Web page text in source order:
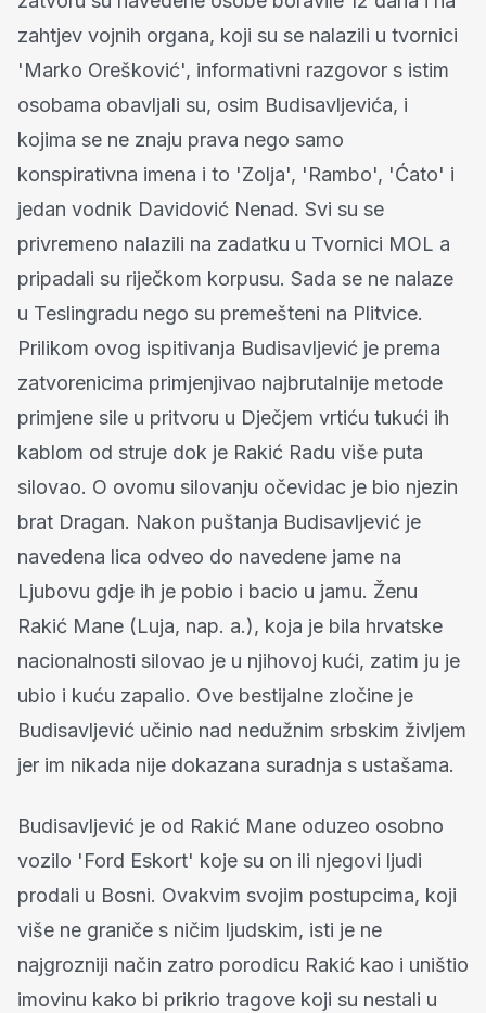
zahtjev vojnih organa, koji su se nalazili u tvornici
'Marko Orešković', informativni razgovor s istim
osobama obavljali su, osim Budisavljevića, i
kojima se ne znaju prava nego samo
konspirativna imena i to 'Zolja', 'Rambo', 'Ćato' i
jedan vodnik Davidović Nenad. Svi su se
privremeno nalazili na zadatku u Tvornici MOL a
pripadali su riječkom korpusu. Sada se ne nalaze
u Teslingradu nego su premešteni na Plitvice.
Prilikom ovog ispitivanja Budisavljević je prema
zatvorenicima primjenjivao najbrutalnije metode
primjene sile u pritvoru u Dječjem vrtiću tukući ih
kablom od struje dok je Rakić Radu više puta
silovao. O ovomu silovanju očevidac je bio njezin
brat Dragan. Nakon puštanja Budisavljević je
navedena lica odveo do navedene jame na
Ljubovu gdje ih je pobio i bacio u jamu. Ženu
Rakić Mane (Luja, nap. a.), koja je bila hrvatske
nacionalnosti silovao je u njihovoj kući, zatim ju je
ubio i kuću zapalio. Ove bestijalne zločine je
Budisavljević učinio nad nedužnim srbskim življem
jer im nikada nije dokazana suradnja s ustašama.
Budisavljević je od Rakić Mane oduzeo osobno
vozilo 'Ford Eskort' koje su on ili njegovi ljudi
prodali u Bosni. Ovakvim svojim postupcima, koji
više ne graniče s ničim ljudskim, isti je ne
najgrozniji način zatro porodicu Rakić kao i uništio
imovinu kako bi prikrio tragove koji su nestali u